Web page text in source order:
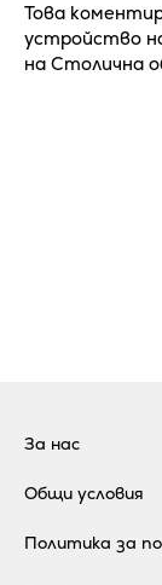
Това
устройство
на Столична
За нас
Общи условия
Политика за